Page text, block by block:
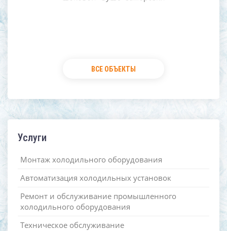
ВСЕ ОБЪЕКТЫ
Услуги
Монтаж холодильного оборудования
Автоматизация холодильных установок
Ремонт и обслуживание промышленного
холодильного оборудования
Техническое обслуживание